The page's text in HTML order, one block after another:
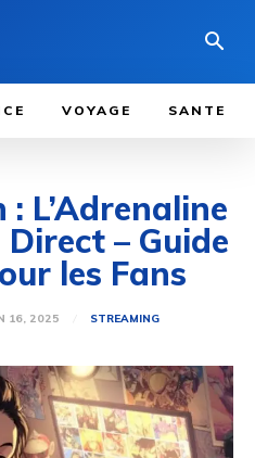
VOYAGE SANTE
L’Adrenaline
– Guide
les Fans
16, 2025 STREAMING